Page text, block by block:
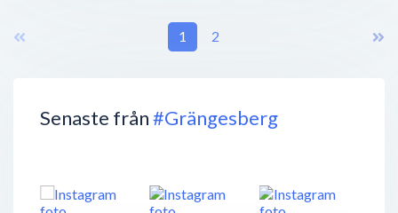
Senaste från#Grängesberg
1 2